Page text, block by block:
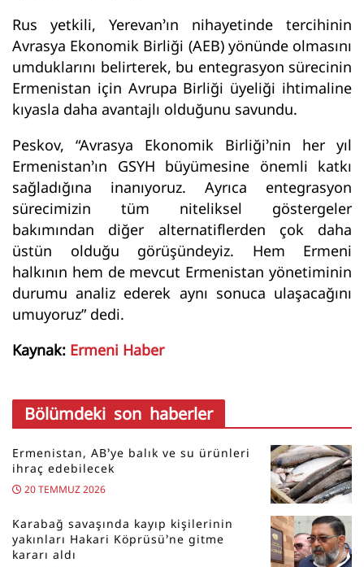
Rus yetkili, Yerevan’ın nihayetinde tercihinin
Avrasya Ekonomik Birliği (AEB) yönünde olmasını
umduklarını belirterek, bu entegrasyon sürecinin
Ermenistan için Avrupa Birliği üyeliği ihtimaline
kıyasla daha avantajlı olduğunu savundu.
Peskov, “Avrasya Ekonomik Birliği’nin her yıl
Ermenistan’ın GSYH büyümesine önemli katkı
sağladığına inanıyoruz. Ayrıca entegrasyon
sürecimizin tüm niteliksel göstergeler
bakımından diğer alternatiflerden çok daha
üstün olduğu görüşündeyiz. Hem Ermeni
halkının hem de mevcut Ermenistan yönetiminin
durumu analiz ederek aynı sonuca ulaşacağını
umuyoruz” dedi.
Kaynak: Ermeni Haber
Bölümdeki son haberler
Ermenistan, AB’ye balık ve su ürünleri
ihraç edebilecek
20 TEMMUZ 2026
Karabağ savaşında kayıp kişilerinin
yakınları Hakari Köprüsü’ne gitme
kararı aldı